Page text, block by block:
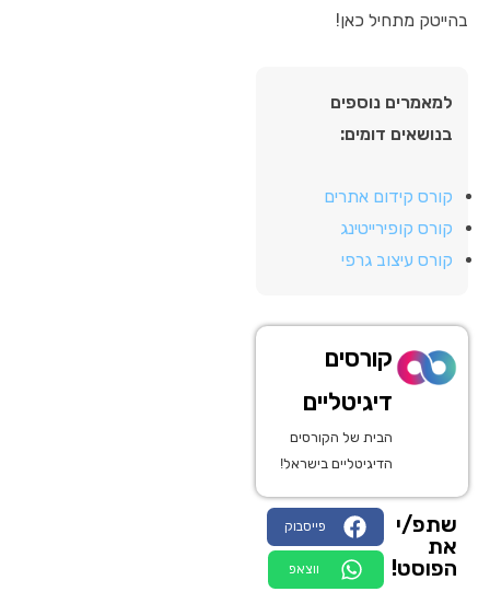
בהייטק מתחיל כאן!
למאמרים נוספים
בנושאים דומים:
קורס קידום אתרים
קורס קופירייטינג
קורס עיצוב גרפי
קורסים
דיגיטליים
הבית של הקורסים
הדיגיטליים בישראל!
שתפ/י
את
הפוסט!
פייסבוק
ווצאפ